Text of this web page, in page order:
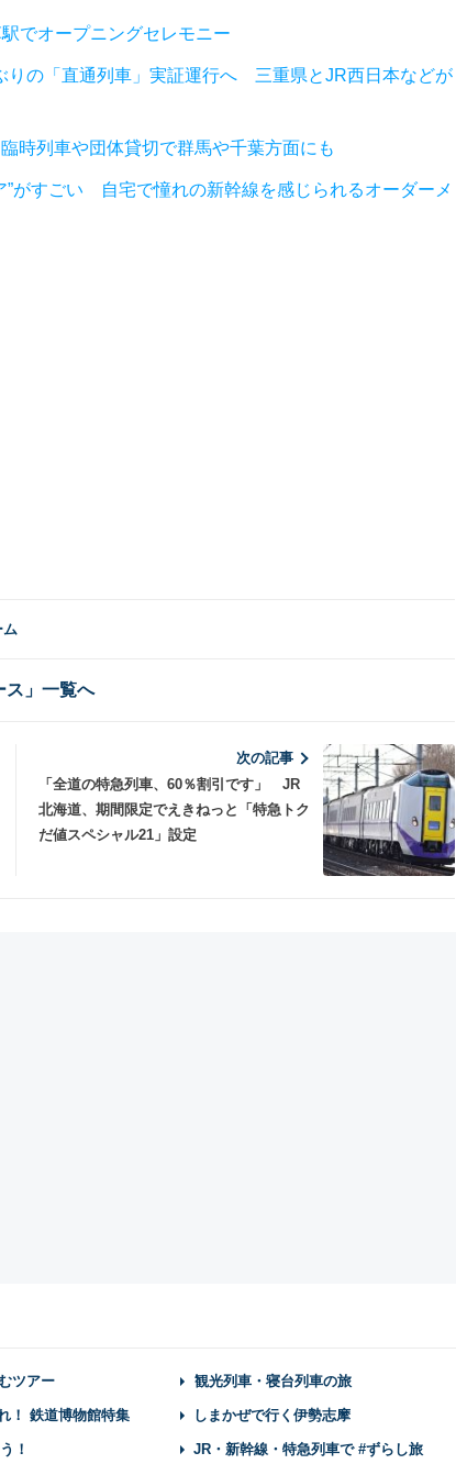
でオープニングセレモニー
の「直通列車」実証運行へ 三重県とJR西日本などが
時列車や団体貸切で群馬や千葉方面にも
がすごい 自宅で憧れの新幹線を感じられるオーダーメ
ム
ス」一覧へ
次の記事
「全道の特急列車、60％割引です」 JR
北海道、期間限定でえきねっと「特急トク
だ値スペシャル21」設定
ツアー 観光列車・寝台列車の旅
！ 鉄道博物館特集 しまかぜで行く伊勢志摩
！ JR・新幹線・特急列車で #ずらし旅